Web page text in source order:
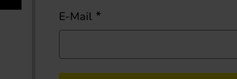
E-Mail